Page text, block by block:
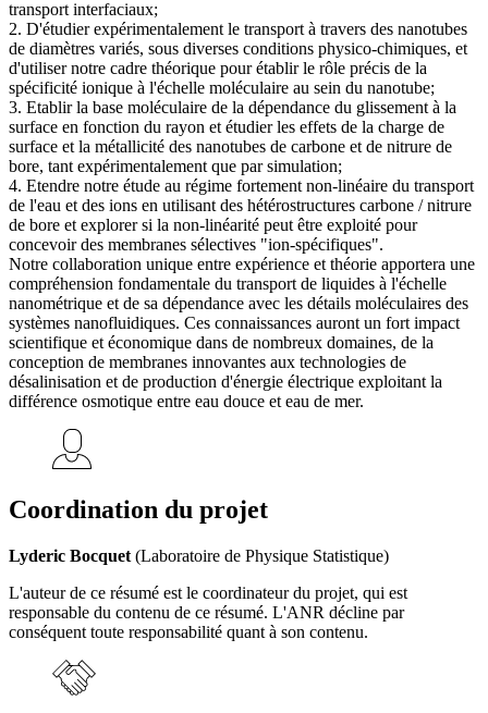
transport interfaciaux;
2. D'étudier expérimentalement le transport à travers des nanotubes
de diamètres variés, sous diverses conditions physico-chimiques, et
d'utiliser notre cadre théorique pour établir le rôle précis de la
spécificité ionique à l'échelle moléculaire au sein du nanotube;
3. Etablir la base moléculaire de la dépendance du glissement à la
surface en fonction du rayon et étudier les effets de la charge de
surface et la métallicité des nanotubes de carbone et de nitrure de
bore, tant expérimentalement que par simulation;
4. Etendre notre étude au régime fortement non-linéaire du transport
de l'eau et des ions en utilisant des hétérostructures carbone / nitrure
de bore et explorer si la non-linéarité peut être exploité pour
concevoir des membranes sélectives "ion-spécifiques".
Notre collaboration unique entre expérience et théorie apportera une
compréhension fondamentale du transport de liquides à l'échelle
nanométrique et de sa dépendance avec les détails moléculaires des
systèmes nanofluidiques. Ces connaissances auront un fort impact
scientifique et économique dans de nombreux domaines, de la
conception de membranes innovantes aux technologies de
désalinisation et de production d'énergie électrique exploitant la
différence osmotique entre eau douce et eau de mer.
Coordination du projet
Lyderic Bocquet (Laboratoire de Physique Statistique)
L'auteur de ce résumé est le coordinateur du projet, qui est
responsable du contenu de ce résumé. L'ANR décline par
conséquent toute responsabilité quant à son contenu.